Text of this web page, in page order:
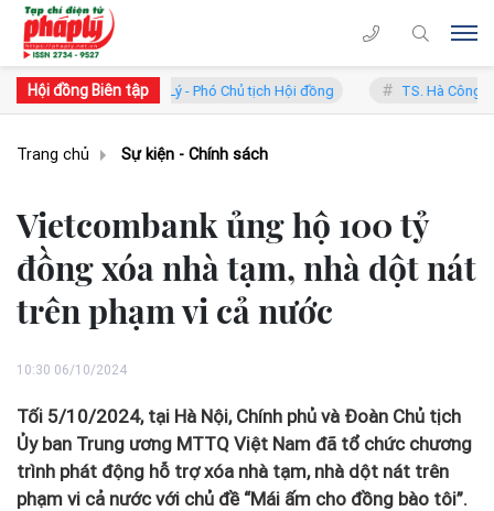
Hội đồng Biên tập
Phan Trung Lý - Phó Chủ tịch Hội đồng TS. Hà Công Anh Bảo -
Trang chủ Sự kiện - Chính sách
Vietcombank ủng hộ 100 tỷ
đồng xóa nhà tạm, nhà dột nát
trên phạm vi cả nước
10:30 06/10/2024
Tối 5/10/2024, tại Hà Nội, Chính phủ và Đoàn Chủ tịch
Ủy ban Trung ương MTTQ Việt Nam đã tổ chức chương
trình phát động hỗ trợ xóa nhà tạm, nhà dột nát trên
phạm vi cả nước với chủ đề “Mái ấm cho đồng bào tôi”.